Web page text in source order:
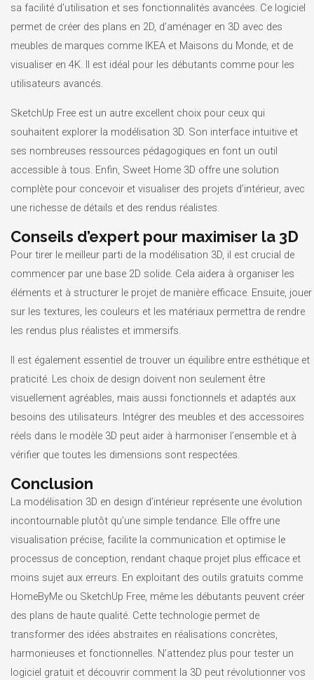
sa facilité d’utilisation et ses fonctionnalités avancées. Ce logiciel
permet de créer des plans en 2D, d’aménager en 3D avec des
meubles de marques comme IKEA et Maisons du Monde, et de
visualiser en 4K. Il est idéal pour les débutants comme pour les
utilisateurs avancés.
SketchUp Free est un autre excellent choix pour ceux qui
souhaitent explorer la modélisation 3D. Son interface intuitive et
ses nombreuses ressources pédagogiques en font un outil
accessible à tous. Enfin, Sweet Home 3D offre une solution
complète pour concevoir et visualiser des projets d’intérieur, avec
une richesse de détails et des rendus réalistes.
Conseils d’expert pour maximiser la 3D
Pour tirer le meilleur parti de la modélisation 3D, il est crucial de
commencer par une base 2D solide. Cela aidera à organiser les
éléments et à structurer le projet de manière efficace. Ensuite, jouer
sur les textures, les couleurs et les matériaux permettra de rendre
les rendus plus réalistes et immersifs.
Il est également essentiel de trouver un équilibre entre esthétique et
praticité. Les choix de design doivent non seulement être
visuellement agréables, mais aussi fonctionnels et adaptés aux
besoins des utilisateurs. Intégrer des meubles et des accessoires
réels dans le modèle 3D peut aider à harmoniser l’ensemble et à
vérifier que toutes les dimensions sont respectées.
Conclusion
La modélisation 3D en design d’intérieur représente une évolution
incontournable plutôt qu’une simple tendance. Elle offre une
visualisation précise, facilite la communication et optimise le
processus de conception, rendant chaque projet plus efficace et
moins sujet aux erreurs. En exploitant des outils gratuits comme
HomeByMe ou SketchUp Free, même les débutants peuvent créer
des plans de haute qualité. Cette technologie permet de
transformer des idées abstraites en réalisations concrètes,
harmonieuses et fonctionnelles. N’attendez plus pour tester un
logiciel gratuit et découvrir comment la 3D peut révolutionner vos